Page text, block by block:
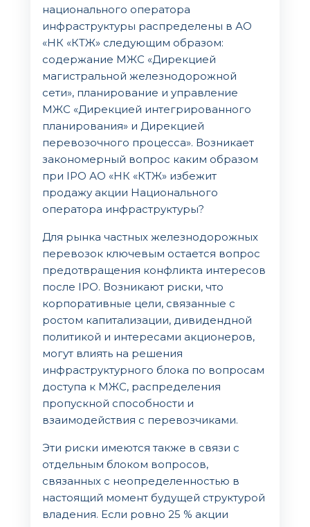
национального оператора
инфраструктуры распределены в АО
«НК «КТЖ» следующим образом:
содержание МЖС «Дирекцией
магистральной железнодорожной
сети», планирование и управление
МЖС «Дирекцией интегрированного
планирования» и Дирекцией
перевозочного процесса». Возникает
закономерный вопрос каким образом
при IPO АО «НК «КТЖ» избежит
продажу акции Национального
оператора инфраструктуры?
Для рынка частных железнодорожных
перевозок ключевым остается вопрос
предотвращения конфликта интересов
после IPO. Возникают риски, что
корпоративные цели, связанные с
ростом капитализации, дивидендной
политикой и интересами акционеров,
могут влиять на решения
инфраструктурного блока по вопросам
доступа к МЖС, распределения
пропускной способности и
взаимодействия с перевозчиками.
Эти риски имеются также в связи с
отдельным блоком вопросов,
связанных с неопределенностью в
настоящий момент будущей структурой
владения. Если ровно 25 % акции